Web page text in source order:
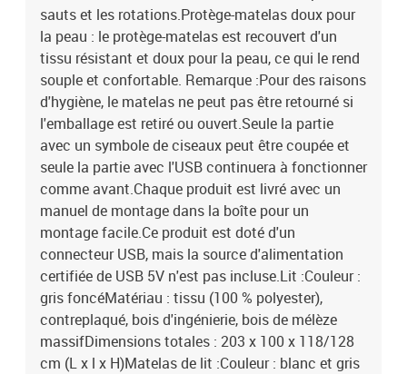
sauts et les rotations.Protège-matelas doux pour
la peau : le protège-matelas est recouvert d'un
tissu résistant et doux pour la peau, ce qui le rend
souple et confortable. Remarque :Pour des raisons
d'hygiène, le matelas ne peut pas être retourné si
l'emballage est retiré ou ouvert.Seule la partie
avec un symbole de ciseaux peut être coupée et
seule la partie avec l'USB continuera à fonctionner
comme avant.Chaque produit est livré avec un
manuel de montage dans la boîte pour un
montage facile.Ce produit est doté d'un
connecteur USB, mais la source d'alimentation
certifiée de USB 5V n'est pas incluse.Lit :Couleur :
gris foncéMatériau : tissu (100 % polyester),
contreplaqué, bois d'ingénierie, bois de mélèze
massifDimensions totales : 203 x 100 x 118/128
cm (L x l x H)Matelas de lit :Couleur : blanc et gris